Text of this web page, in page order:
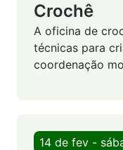
Crochê
A oficina de
técnicas para
coordenação
14 de fev -